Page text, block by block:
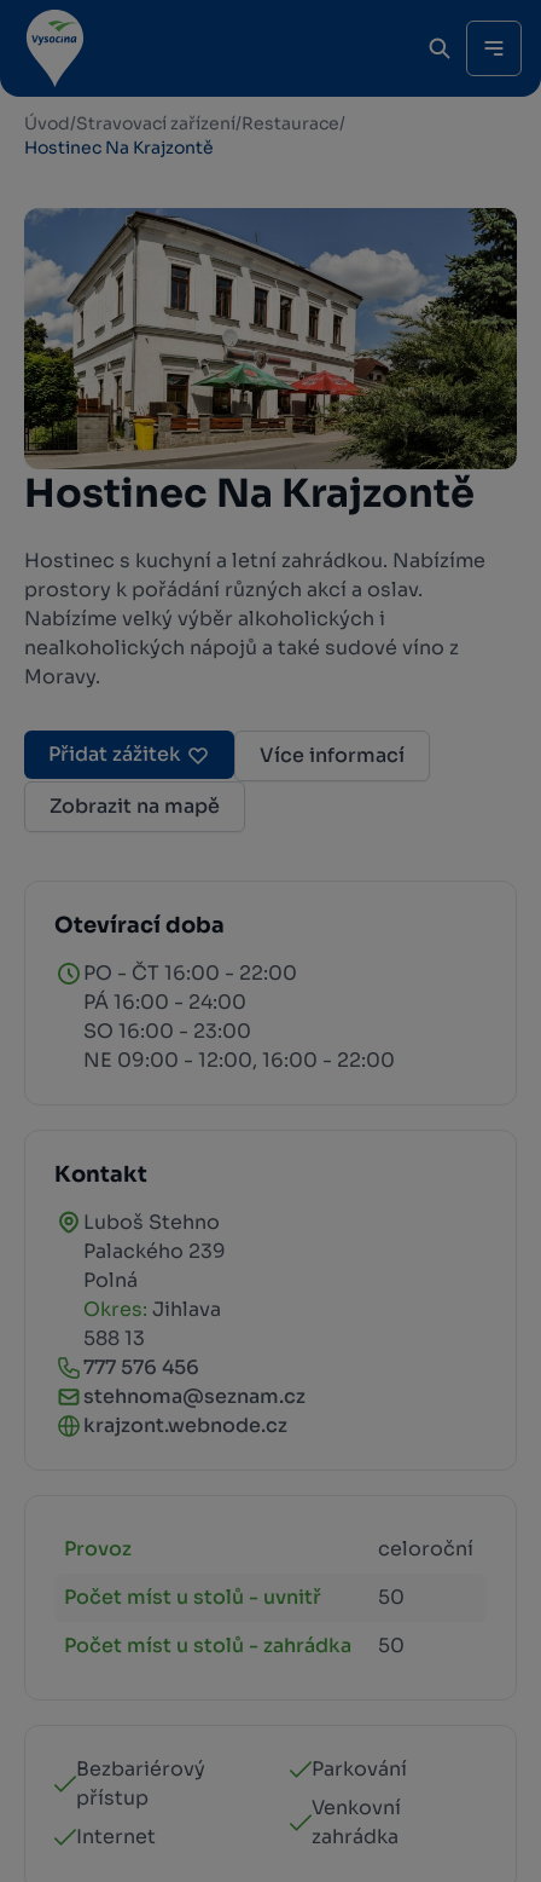
Úvod/Stravovací zařízení/Restaurace/
Hostinec Na Krajzontě
Hostinec Na Krajzontě
Hostinec s kuchyní a letní zahrádkou. Nabízíme
prostory k pořádání různých akcí a oslav.
Nabízíme velký výběr alkoholických i
nealkoholických nápojů a také sudové víno z
Moravy.
Přidat zážitek
Více informací
Zobrazit na mapě
Otevírací doba
PO - ČT 16:00 - 22:00
PÁ 16:00 - 24:00
SO 16:00 - 23:00
NE 09:00 - 12:00, 16:00 - 22:00
Kontakt
Luboš Stehno
Palackého 239
Polná
Okres: Jihlava
588 13
777 576 456
stehnoma@seznam.cz
krajzont.webnode.cz
Provoz
celoroční
Počet míst u stolů - uvnitř
50
Počet míst u stolů - zahrádka
50
Bezbariérový
přístup
Internet
Parkování
Venkovní
zahrádka